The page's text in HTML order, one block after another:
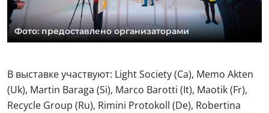
Фото: предоставлено организаторами
В выставке участвуют: Light Society (Ca), Memo Akten
(Uk), Martin Baraga (Si), Marco Barotti (It), Maotik (Fr),
Recycle Group (Ru), Rimini Protokoll (De), Robertina